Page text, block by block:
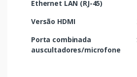
Ethernet LAN (RJ-45)
Versão HDMI
Porta combinada
auscultadores/microfone